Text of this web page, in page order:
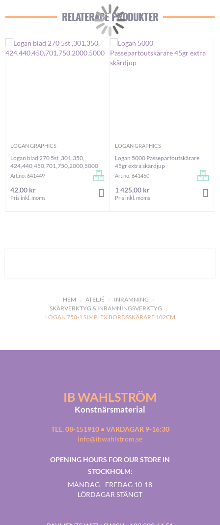
HEM ATELJÉ
INRAMNING
SKÄRVERKTYG & INRAMNINGSVERKTYG
LOGAN 750-1 SIMPLEX BORDSSKÄRARE 102CM
RELATERADE PRODUKTER
LOGAN GRAPHICS
Logan blad 270 5st ,301,350,
424,440,450,701,750,2000,5000
Art.no: 641449
42,00 kr
Pris inkl. moms
LÄGG I VARUKORGEN
LOGAN GRAPHICS
Logan 5000 Passepartoutskärare
45gr extra skärdjup
Art.no: 641450
1 425,00 kr
Pris inkl. moms
IB WAHLSTRÖM
Konstnärsmaterial
TEL. 08-151910 • VARDAGAR 9-16:30
info@ibwahlstrom.se
OPENING HOURS FOR OUR STORE IN
STOCKHOLM:
MÅNDAG - FREDAG 10-18
LÖRDAGAR STÄNGT